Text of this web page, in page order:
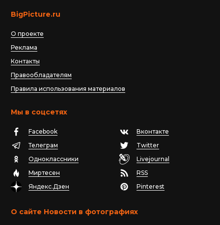
BigPicture.ru
О проекте
Реклама
Контакты
Правообладателям
Правила использования материалов
Мы в соцсетях
Facebook
Вконтакте
Телеграм
Twitter
Одноклассники
Livejournal
Миртесен
RSS
Яндекс.Дзен
Pinterest
О сайте Новости в фотографиях